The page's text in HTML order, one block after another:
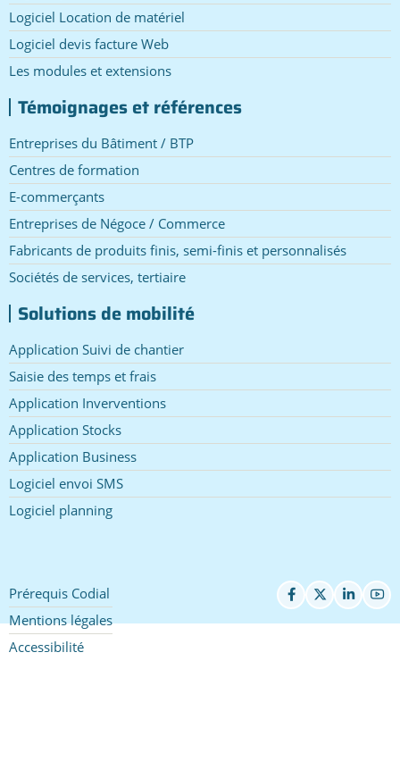
Logiciel Location de matériel
Logiciel devis facture Web
Les modules et extensions
Témoignages et références
Entreprises du Bâtiment / BTP
Centres de formation
E-commerçants
Entreprises de Négoce / Commerce
Fabricants de produits finis, semi-finis et personnalisés
Sociétés de services, tertiaire
Solutions de mobilité
Application Suivi de chantier
Saisie des temps et frais
Application Inverventions
Application Stocks
Application Business
Logiciel envoi SMS
Logiciel planning
Pied
de
page
Prérequis Codial
Mentions légales
Accessibilité